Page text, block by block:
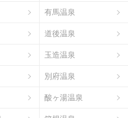
有馬温泉
道後温泉
玉造温泉
別府温泉
酸ヶ湯温泉